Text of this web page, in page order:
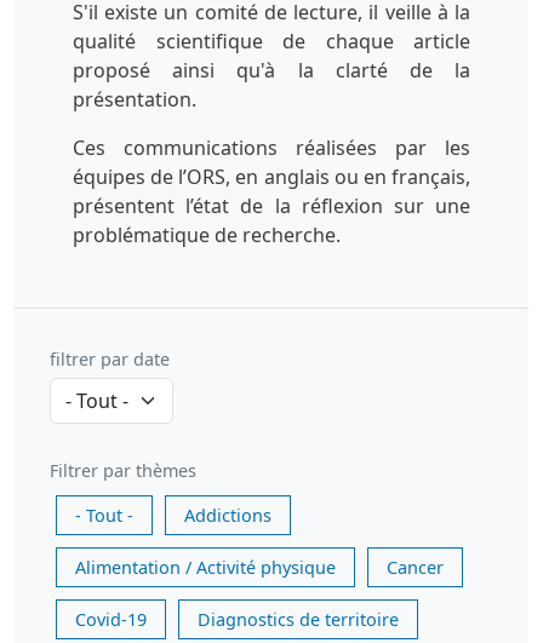
S'il existe un comité de lecture, il veille à la
qualité scientifique de chaque article
proposé ainsi qu'à la clarté de la
présentation.
Ces communications réalisées par les
équipes de l’ORS, en anglais ou en français,
présentent l’état de la réflexion sur une
problématique de recherche.
filtrer par date
Filtrer par thèmes
- Tout -
Addictions
Alimentation / Activité physique Cancer
Covid-19 Diagnostics de territoire